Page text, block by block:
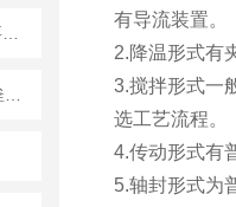
有导流装置。
2.降温形式有
3.搅拌形式一
选工艺流程。
4.传动形式有
5.轴封形式为